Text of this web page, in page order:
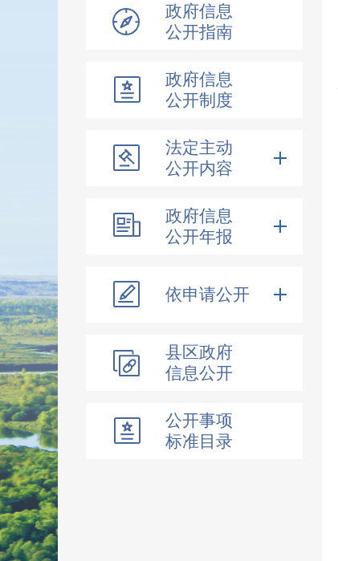
政府信息
公开指南
政府信息
公开制度
法定主动
公开内容
政府信息
公开年报
依申请公开
县区政府
信息公开
公开事项
标准目录